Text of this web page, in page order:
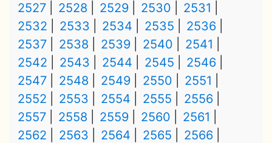
2527
2528 2529 2530
2531
2532
2533 2534 2535
2536
2537
2538 2539 2540
2541
2542
2543 2544 2545
2546
2547
2548 2549 2550
2551
2552
2553 2554 2555
2556
2557
2558 2559 2560
2561
2562
2563 2564 2565
2566